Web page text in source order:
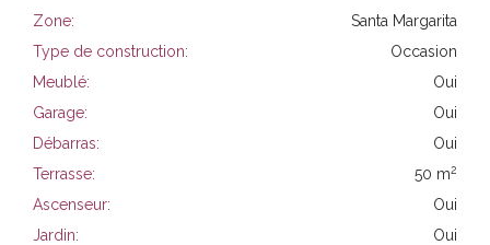
Zone:
Santa Margarita
Type de construction:
Occasion
Meublé:
Oui
Garage:
Oui
Débarras:
Oui
Terrasse:
50 m2
Ascenseur:
Oui
Jardin:
Oui